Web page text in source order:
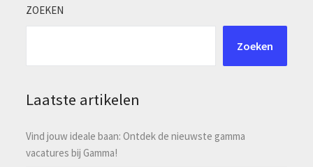
ZOEKEN
Zoeken
Laatste artikelen
Vind jouw ideale baan: Ontdek de nieuwste gamma
vacatures bij Gamma!